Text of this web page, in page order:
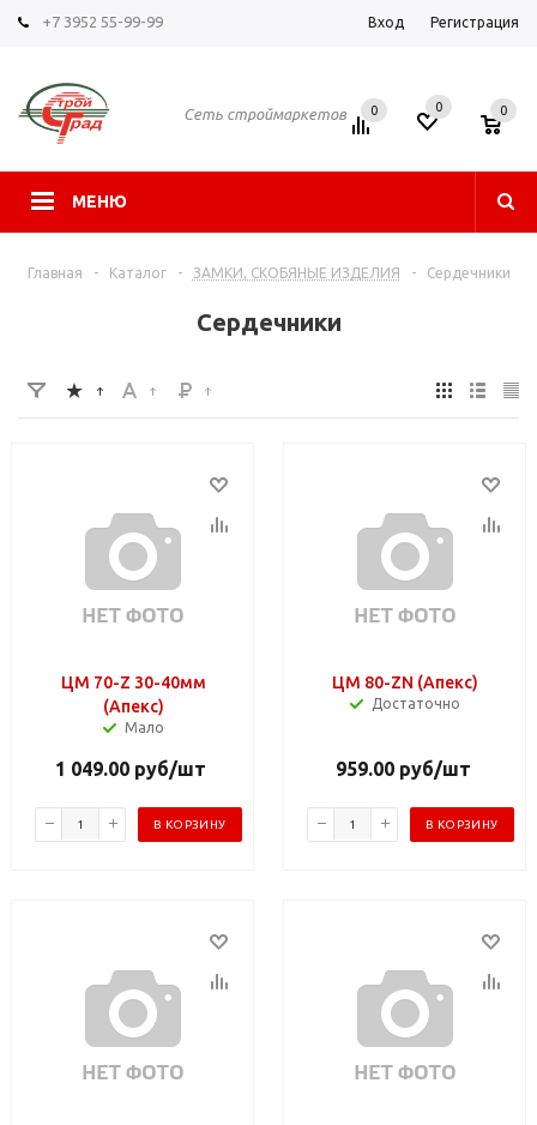
+7 3952 55-99-99 Вход Регистрация
Сеть строймаркетов
МЕНЮ
0 0 0
Главная - Каталог - ЗАМКИ, СКОБЯНЫЕ ИЗДЕЛИЯ - Сердечники
Сердечники
ЦМ 70-Z 30-40мм
(Апекс)
Мало
1 049.00 руб/шт
В КОРЗИНУ
ЦМ 80-ZN (Апекс)
Достаточно
959.00руб/шт
В КОРЗИНУ